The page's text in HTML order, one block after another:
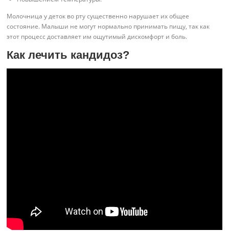
Молочница у деток во рту существенно нарушает их общее
состояние. Малыши не могут нормально принимать пищу, так как
этот процесс доставляет им ощутимый дискомфорт и боль.
Как лечить кандидоз?